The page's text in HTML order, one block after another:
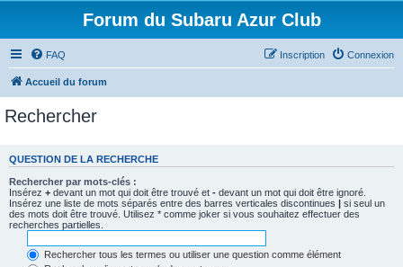
Forum du Subaru Azur Club
FAQ Connexion
Inscription
Accueil du forum
Rechercher
QUESTION DE LA RECHERCHE
Rechercher par mots-clés :
Insérez + devant un mot qui doit être trouvé et - devant un mot qui doit être ignoré.
Insérez une liste de mots séparés entre des barres verticales discontinues | si seul un
des mots doit être trouvé. Utilisez * comme joker si vous souhaitez effectuer des
recherches partielles.
Rechercher tous les termes ou utiliser une question comme élément